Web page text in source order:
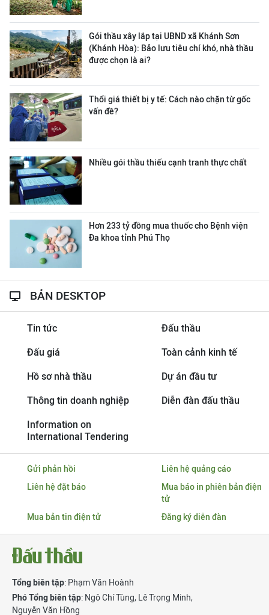
Gói thầu xây lắp tại UBND xã Khánh Sơn
(Khánh Hòa): Bảo lưu tiêu chí khó, nhà thầu
được chọn là ai?
Thổi giá thiết bị y tế: Cách nào chặn từ gốc
vấn đề?
Nhiều gói thầu thiếu cạnh tranh thực chất
Hơn 233 tỷ đồng mua thuốc cho Bệnh viện
Đa khoa tỉnh Phú Thọ
BẢN DESKTOP
Tin tức Đấu thầu
Đấu giá Toàn cảnh kinh tế
Hồ sơ nhà thầu Dự án đầu tư
Thông tin doanh nghiệp Diễn đàn đấu thầu
Information on
International Tendering
Gửi phản hồi
Liên hệ quảng cáo
Liên hệ đặt báo
Mua báo in phiên bản điện
tử
Mua bản tin điện tử
Đăng ký diễn đàn
Tổng biên tập: Phạm Văn Hoành
Phó Tổng biên tập: Ngô Chí Tùng, Lê Trọng Minh,
Nguyễn Văn Hồng